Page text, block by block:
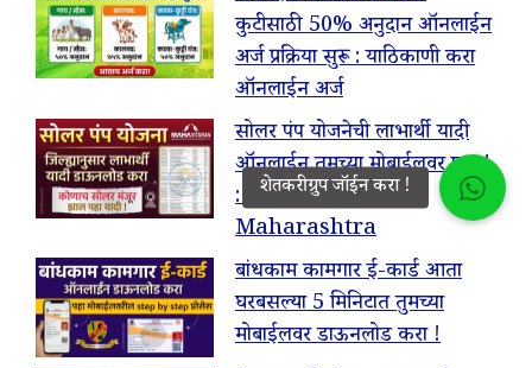
कुटीसाठी 50% अनुदान ऑनलाईन
अर्ज प्रक्रिया सुरू : याठिकाणी करा
ऑनलाईन अर्ज
सोलर पंप योजनेची लाभार्थी यादी
ऑनलाईन तुमच्या मोबाईलवर पहा !
: Solar Pump List
Maharashtra
बांधकाम कामगार ई-कार्ड आता
घरबसल्या 5 मिनिटात तुमच्या
मोबाईलवर डाऊनलोड करा !